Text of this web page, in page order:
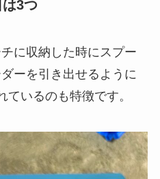
3つ
に収納した時にスプー
ーを引き出せるように
いるのも特徴です。